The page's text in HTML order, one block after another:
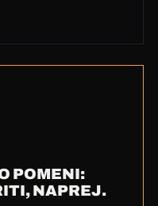
pri
za gnezdenje
tako tesno, da
račun pride na
POMENI:
NAPREJ.